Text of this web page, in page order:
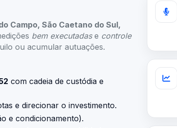
bem executadasecontrole
ou acumular autuações.
e condicionamento).
com rastreabilidade.